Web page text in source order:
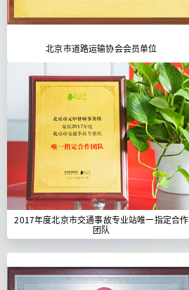
北京市道路运输协会会员单位
2017年度北京市交通事故专业站唯一指定合作
团队